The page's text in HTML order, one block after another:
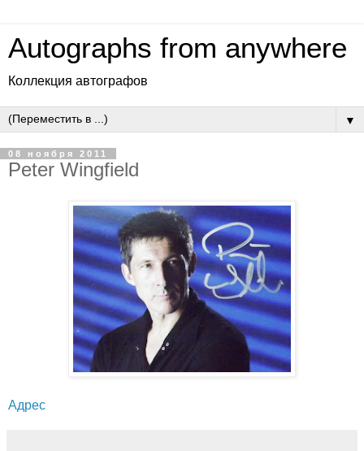
Autographs from anywhere
Коллекция автографов
▼
08 ноября 2011
Peter Wingfield
Адрес